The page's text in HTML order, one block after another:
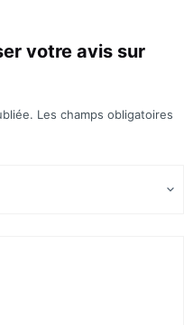
votre avis sur
Les champs obligatoires